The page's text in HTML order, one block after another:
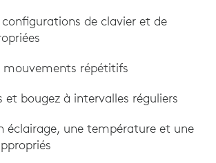
de clavier et de
mouvements répétitifs
et bougez à intervalles réguliers
éclairage, une température et une